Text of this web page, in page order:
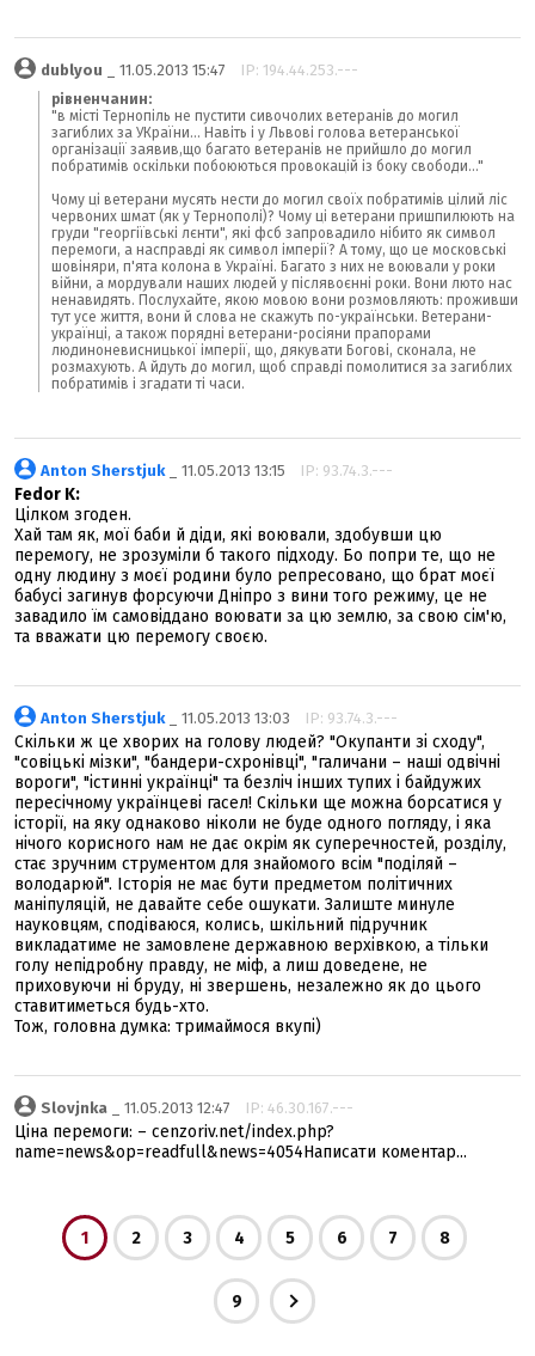
dublyou _ 11.05.2013 15:47 IP: 194.44.253.---
рівненчанин:
"в місті Тернопіль не пустити сивочолих ветеранів до могил
загиблих за УКраїни... Навіть і у Львові голова ветеранської
організації заявив,що багато ветеранів не прийшло до могил
побратимів оскільки побоюються провокацій із боку свободи..."
Чому ці ветерани мусять нести до могил своїх побратимів цілий ліс
червоних шмат (як у Тернополі)? Чому ці ветерани пришпилюють на
груди "георгіївські лєнти", які фсб запровадило нібито як символ
перемоги, а насправді як символ імперії? А тому, що це московські
шовіняри, п'ята колона в Україні. Багато з них не воювали у роки
війни, а мордували наших людей у післявоєнні роки. Вони люто нас
ненавидять. Послухайте, якою мовою вони розмовляють: проживши
тут усе життя, вони й слова не скажуть по-українськи. Ветерани-
українці, а також порядні ветерани-росіяни прапорами
людиноневисницької імперії, що, дякувати Богові, сконала, не
розмахують. А йдуть до могил, щоб справді помолитися за загиблих
побратимів і згадати ті часи.
Anton Sherstjuk_ 11.05.2013 13:15 IP: 93.74.3.---
Fedor K:
Цілком згоден.
Хай там як, мої баби й діди, які воювали, здобувши цю
перемогу, не зрозуміли б такого підходу. Бо попри те, що не
одну людину з моєї родини було репресовано, що брат моєї
бабусі загинув форсуючи Дніпро з вини того режиму, це не
завадило їм самовіддано воювати за цю землю, за свою сім'ю,
та вважати цю перемогу своєю.
Anton Sherstjuk_ 11.05.2013 13:03 IP: 93.74.3.---
Скільки ж це хворих на голову людей? "Окупанти зі сходу",
"совіцькі мізки", "бандери-схронівці", "галичани – наші одвічні
вороги", "істинні українці" та безліч інших тупих і байдужих
пересічному українцеві гасел! Скільки ще можна борсатися у
історії, на яку однаково ніколи не буде одного погляду, і яка
нічого корисного нам не дає окрім як суперечностей, розділу,
стає зручним струментом для знайомого всім "поділяй –
володарюй". Історія не має бути предметом політичних
маніпуляцій, не давайте себе ошукати. Залиште минуле
науковцям, сподіваюся, колись, шкільний підручник
викладатиме не замовлене державною верхівкою, а тільки
голу непідробну правду, не міф, а лиш доведене, не
приховуючи ні бруду, ні звершень, незалежно як до цього
ставитиметься будь-хто.
Тож, головна думка: тримаймося вкупі)
Slovjnka _ 11.05.2013 12:47 IP: 46.30.167.---
Ціна перемоги: – cenzoriv.net/index.php?
name=news&op=readfull&news=4054Написати коментар...
1 2 3 4 5 6 7 8
9